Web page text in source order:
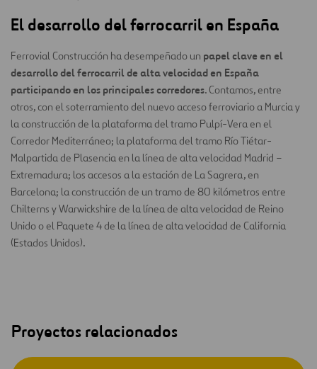
El desarrollo del ferrocarril en España
Ferrovial Construcción ha desempeñado un papel clave en el
desarrollo del ferrocarril de alta velocidad en España
participando en los principales corredores. Contamos, entre
otros, con el soterramiento del nuevo acceso ferroviario a Murcia y
la construcción de la plataforma del tramo Pulpí-Vera en el
Corredor Mediterráneo; la plataforma del tramo Río Tiétar-
Malpartida de Plasencia en la línea de alta velocidad Madrid –
Extremadura; los accesos a la estación de La Sagrera, en
Barcelona; la construcción de un tramo de 80 kilómetros entre
Chilterns y Warwickshire de la línea de alta velocidad de Reino
Unido o el Paquete 4 de la línea de alta velocidad de California
(Estados Unidos).
Proyectos relacionados